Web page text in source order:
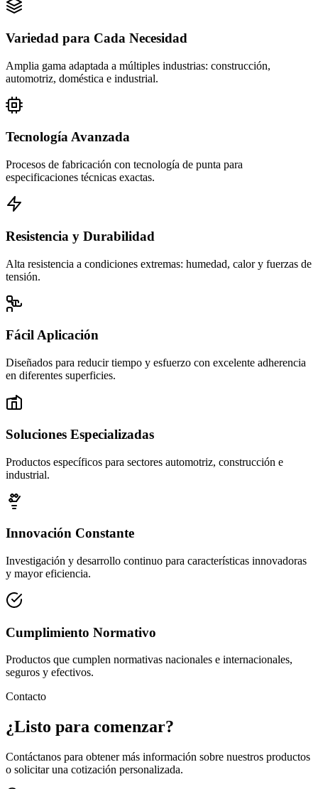
Variedad para Cada Necesidad
Amplia gama adaptada a múltiples industrias: construcción,
automotriz, doméstica e industrial.
Tecnología Avanzada
Procesos de fabricación con tecnología de punta para
especificaciones técnicas exactas.
Resistencia y Durabilidad
Alta resistencia a condiciones extremas: humedad, calor y fuerzas de
tensión.
Fácil Aplicación
Diseñados para reducir tiempo y esfuerzo con excelente adherencia
en diferentes superficies.
Soluciones Especializadas
Productos específicos para sectores automotriz, construcción e
industrial.
Innovación Constante
Investigación y desarrollo continuo para características innovadoras
y mayor eficiencia.
Cumplimiento Normativo
Productos que cumplen normativas nacionales e internacionales,
seguros y efectivos.
Contacto
¿Listo para comenzar?
Contáctanos para obtener más información sobre nuestros productos
o solicitar una cotización personalizada.